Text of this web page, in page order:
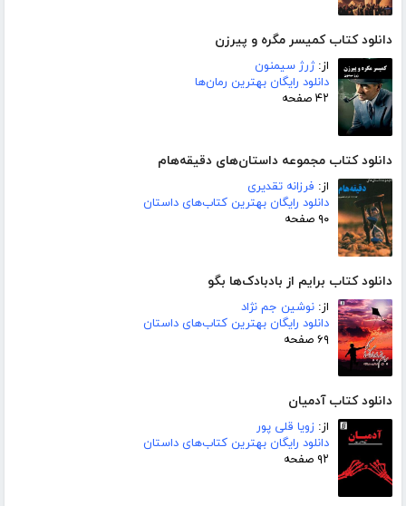
دانلود کتاب کمیسر مگره و پیرزن
از:ژرژ سیمنون
دانلود رایگان بهترین رمان‌ها
۴۲ صفحه
دانلود کتاب مجموعه داستان‌های دقیقه‌هام
از: فرزانه تقدیری
دانلود رایگان بهترین کتاب‌های داستان
۹۰ صفحه
دانلود کتاب برایم از بادبادک‌ها بگو
از: نوشین جم نژاد
دانلود رایگان بهترین کتاب‌های داستان
۶۹ صفحه
دانلود کتاب آدمیان
از: زویا قلی پور
دانلود رایگان بهترین کتاب‌های داستان
۹۲ صفحه